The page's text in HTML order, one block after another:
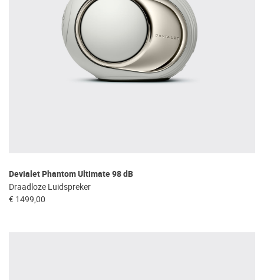
Devialet Phantom Ultimate 98 dB
Draadloze Luidspreker
€ 1499,00